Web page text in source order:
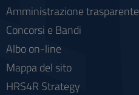
Amministrazione trasparente
Concorsi e Bandi
Albo on-line
Mappa del sito
HRS4R Strategy